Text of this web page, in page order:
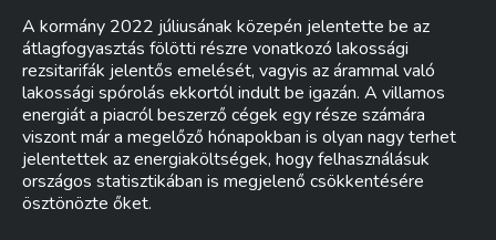
A kormány 2022 júliusának közepén jelentette be az
átlagfogyasztás fölötti részre vonatkozó lakossági
rezsitarifák jelentős emelését, vagyis az árammal való
lakossági spórolás ekkortól indult be igazán. A villamos
energiát a piacról beszerző cégek egy része számára
viszont már a megelőző hónapokban is olyan nagy terhet
jelentettek az energiaköltségek, hogy felhasználásuk
országos statisztikában is megjelenő csökkentésére
ösztönözte őket.